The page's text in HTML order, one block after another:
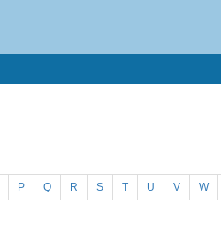
P Q R S T U V W